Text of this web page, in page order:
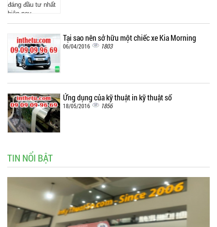
Tại sao nên sở hữu một chiếc xe Kia Morning
06/04/2016 1803
Ứng dụng của kỹ thuật in kỹ thuật số
18/05/2016 1856
TIN NỔI BẬT